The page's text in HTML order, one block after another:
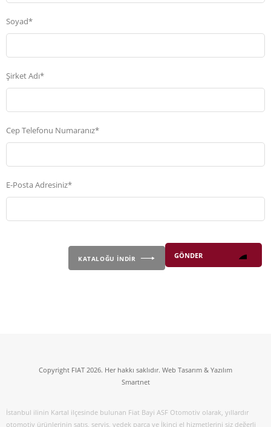
Soyad*
Şirket Adı*
Cep Telefonu Numaranız*
E-Posta Adresiniz*
KATALOĞU İNDİR
Copyright FIAT 2026. Her hakkı saklıdır. Web Tasarım & Yazılım
Smartnet
İstanbul ilinin Kartal ilçesinde bulunan Fiat Bayi ASF Otomotiv olarak, yıllardır
otomotiv ürünlerinin satış, servis, yedek parça ve İkinci el hizmetlerini siz değerli